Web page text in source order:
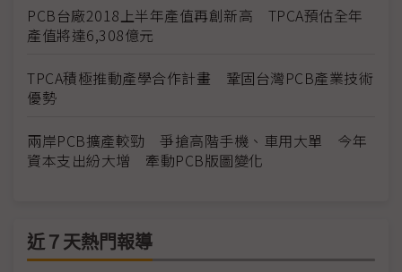
PCB台廠2018上半年產值再創新高 TPCA預估全年
產值將達6,308億元
TPCA積極推動產學合作計畫 鞏固台灣PCB產業技術
優勢
兩岸PCB擴產較勁 爭搶高階手機、車用大單 今年
資本支出紛大增 牽動PCB版圖變化
近７天熱門報導